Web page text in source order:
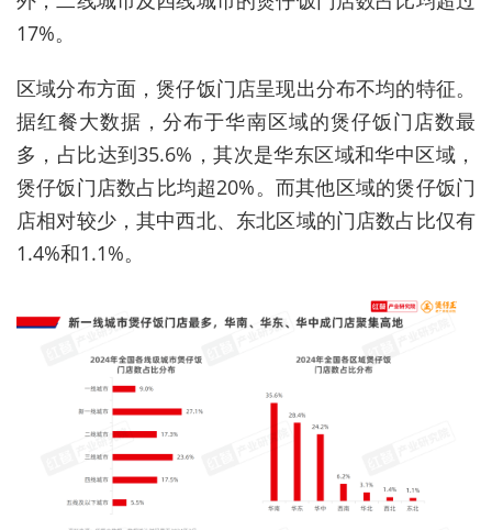
17%。
区域分布方面，煲仔饭门店呈现出分布不均的特征。
据红餐大数据，分布于华南区域的煲仔饭门店数最
多，占比达到35.6%，其次是华东区域和华中区域，
煲仔饭门店数占比均超20%。而其他区域的煲仔饭门
店相对较少，其中西北、东北区域的门店数占比仅有
1.4%和1.1%。